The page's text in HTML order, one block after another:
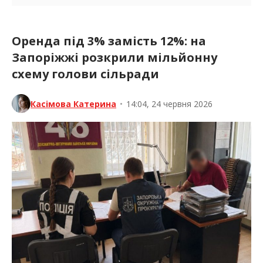
Оренда під 3% замість 12%: на
Запоріжжі розкрили мільйонну
схему голови сільради
Касімова Катерина • 14:04, 24 червня 2026